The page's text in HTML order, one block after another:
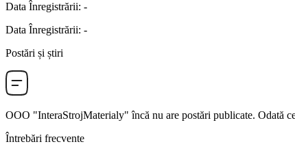
Data Înregistrării: -
Data Înregistrării: -
Postări și știri
OOO "InteraStrojMaterialy" încă nu are postări publicate. Odată
Întrebări frecvente